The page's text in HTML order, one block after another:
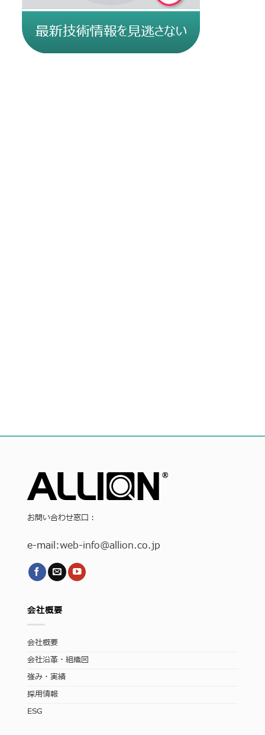
お問い合わせ窓口：
e-mail:web-info@allion.co.jp
会社概要
会社概要
会社沿革・組織図
強み・実績
採用情報
ESG